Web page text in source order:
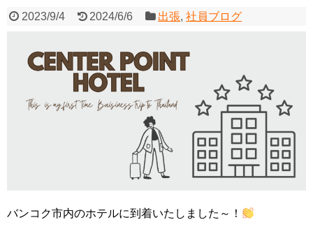
2023/9/4 2024/6/6 出張,社員ブログ
バンコク市内のホテルに到着いたしました～！